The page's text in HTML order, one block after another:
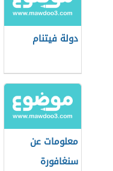
دولة فيتنام
معلومات عن
سنغافورة